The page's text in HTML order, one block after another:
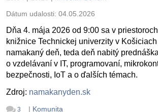
Dátum udalosti: 04.05.2026
Dňa 4. mája 2026 od 9:00 sa v
knižnice Technickej univerzity v
namakaný deň, teda deň nabitý
o vzdelávaní v IT, programovaní,
bezpečnosti, IoT a o ďalších témach.
Zdroj: namakanyden.sk
3 | Komunita